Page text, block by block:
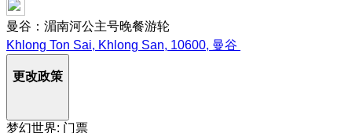
曼谷：湄南河公主号晚餐游轮
Khlong Ton Sai, Khlong San, 10600, 曼谷
更改政策
梦幻世界: 门票